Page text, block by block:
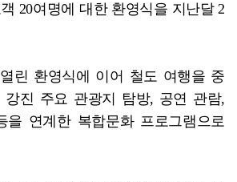
20여명에 대한 환영식을 지난달 2
린 환영식에 이어 철도 여행을 중
강진 주요 관광지 탐방, 공연 관람,
을 연계한 복합문화 프로그램으로